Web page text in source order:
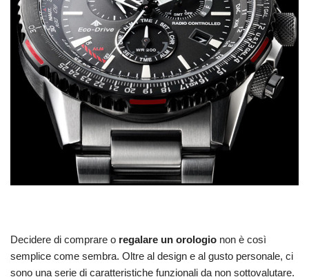
Decidere di comprare o regalare un orologio non è così
semplice come sembra. Oltre al design e al gusto personale, ci
sono una serie di caratteristiche funzionali da non sottovalutare.